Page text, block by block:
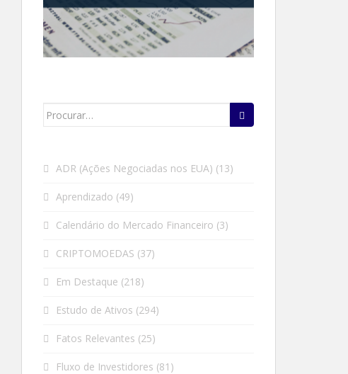
Search
ADR (Ações Negociadas nos EUA) (13)
Aprendizado (49)
Calendário do Mercado Financeiro (3)
CRIPTOMOEDAS (37)
Em Destaque (218)
Estudo de Ativos (294)
Fatos Relevantes (25)
Fluxo de Investidores (81)